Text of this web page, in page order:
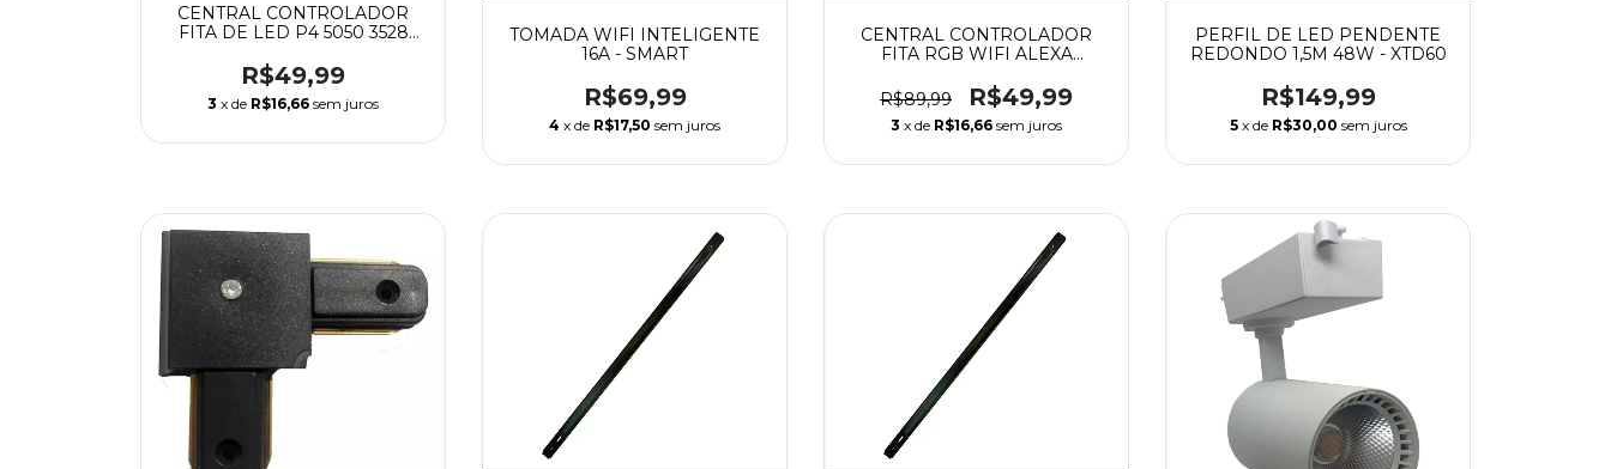
CENTRAL CONTROLADOR
FITA DE LED P4 5050 3528
R$49,99
3 x de R$16,66 sem juros
TOMADA WIFI INTELIGENTE
16A - SMART
R$69,99
4 x de R$17,50 sem juros
CENTRAL CONTROLADOR
FITA RGB WIFI ALEXA
R$89,99
R$49,99
3 x de R$16,66 sem juros
PERFIL DE LED PENDENTE
REDONDO 1,5M 48W - XTD60
R$149,99
5 x de R$30,00 sem juros